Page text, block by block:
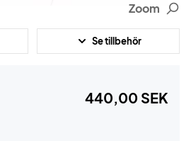
Zoom
Se tillbehör
440,00 SEK